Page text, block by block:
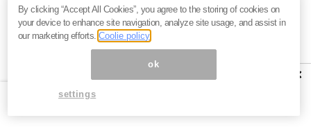
（イノベーションの理論でみる業界の変化）
本記事は『イノベーションの理論でみる業界の変化
2019年10月28日号の一部抜粋です。全文にご興味をお
持ちの方はぜひこの機会に、今月分すべて無料のお試
をどうぞ。
×
By clicking “Accept All Cookies”, you agree to the storing of cookies on
your device to enhance site navigation, analyze site usage, and assist in
our marketing efforts.Coolie policy
ok
settings